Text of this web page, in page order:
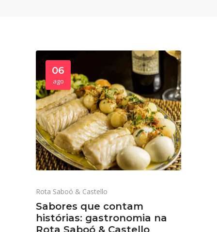
06
ago
Rota Saboó & Castello
Sabores que contam
histórias: gastronomia na